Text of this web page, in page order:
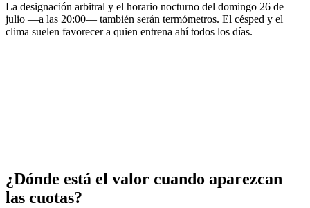
La designación arbitral y el horario nocturno del domingo 26 de
julio —a las 20:00— también serán termómetros. El césped y el
clima suelen favorecer a quien entrena ahí todos los días.
¿Dónde está el valor cuando aparezcan
las cuotas?